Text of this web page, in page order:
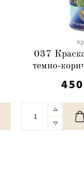
037
темно-